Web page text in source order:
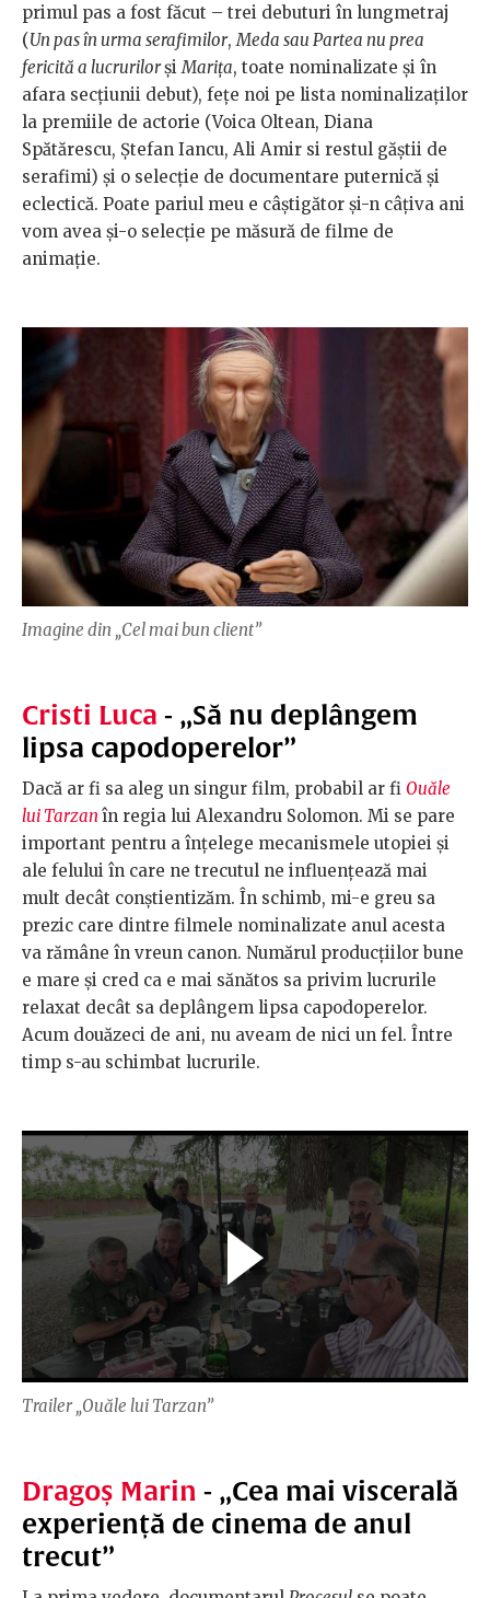
primul pas a fost făcut – trei debuturi în lungmetraj
(Un pas în urma serafimilor,Meda sau Partea nu prea
fericită a lucrurilorșiMarița, toate nominalizate și în
afara secțiunii debut), fețe noi pe lista nominalizaților
la premiile de actorie (Voica Oltean, Diana
Spătărescu, Ștefan Iancu, Ali Amir si restul găștii de
serafimi) și o selecție de documentare puternică și
eclectică. Poate pariul meu e câștigător și-n câțiva ani
vom avea și-o selecție pe măsură de filme de
animație.
Imagine din „Cel mai bun client”
Cristi Luca - „Să nu deplângem
lipsa capodoperelor”
Dacă ar fi sa aleg un singur film, probabil ar fi Ouăle
lui Tarzan în regia lui Alexandru Solomon. Mi se pare
important pentru a înțelege mecanismele utopiei și
ale felului în care ne trecutul ne influențează mai
mult decât conștientizăm. În schimb, mi-e greu sa
prezic care dintre filmele nominalizate anul acesta
va rămâne în vreun canon. Numărul producțiilor bune
e mare și cred ca e mai sănătos sa privim lucrurile
relaxat decât sa deplângem lipsa capodoperelor.
Acum douăzeci de ani, nu aveam de nici un fel. Între
timp s-au schimbat lucrurile.
Trailer „Ouăle lui Tarzan”
Dragoș Marin - „Cea mai viscerală
experiență de cinema de anul
trecut”